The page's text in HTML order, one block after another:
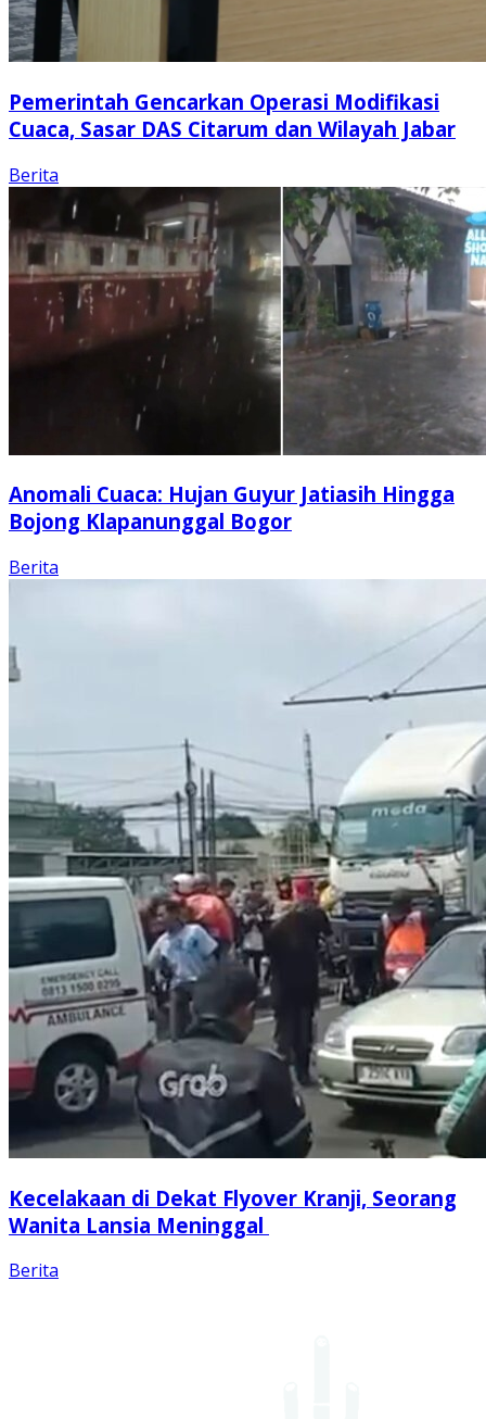
Pemerintah Gencarkan Operasi Modifikasi
Cuaca, Sasar DAS Citarum dan Wilayah Jabar
Berita
Anomali Cuaca: Hujan Guyur Jatiasih Hingga
Bojong Klapanunggal Bogor
Berita
Kecelakaan di Dekat Flyover Kranji, Seorang
Wanita Lansia Meninggal
Berita